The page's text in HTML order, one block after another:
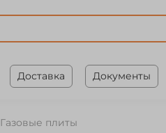
Доставка Документы
Газовые плиты